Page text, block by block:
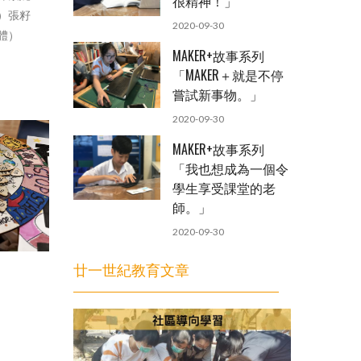
張籽
2020-09-30
MAKER+故事系列
「MAKER＋就是不停
嘗試新事物。」
2020-09-30
MAKER+故事系列
「我也想成為一個令
學生享受課堂的老
師。」
2020-09-30
廿一世紀教育文章